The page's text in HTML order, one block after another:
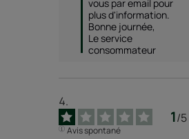
vous par email pour
plus d'information.
Bonne journée,
Le service
consommateur
1/5
Avis spontané